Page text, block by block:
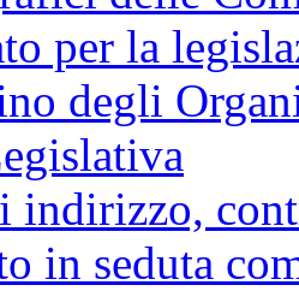
per la
degli
indirizzo,
in seduta